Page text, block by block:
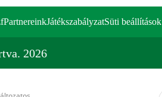
PartnereinkJátékszabályzatSüti beállítások
2026